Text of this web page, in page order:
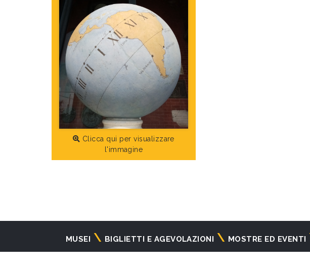
Clicca qui per visualizzare
l'immagine
Navigazione
MUSEI BIGLIETTI E AGEVOLAZIONI MOSTRE ED EVENTI